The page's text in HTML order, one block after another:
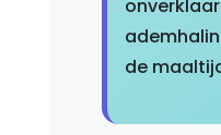
de